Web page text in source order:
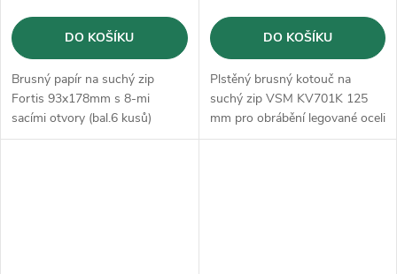
DO KOŠÍKU
Brusný papír na suchý zip
Fortis 93x178mm s 8-mi
sacími otvory (bal.6 kusů)
DO KOŠÍKU
Plstěný brusný kotouč na
suchý zip VSM KV701K 125
mm pro obrábění legované oceli
a nelegované oceli, jakož i